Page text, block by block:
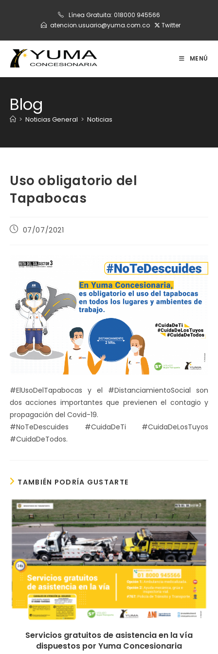
Línea Gratuita: 018000 945566
atencion.usuario@yuma.com.co
Twitter
MENÚ
Blog
> Noticias General > Noticias
Uso obligatorio del
Tapabocas
Publicación
07/07/2021
#ElUsoDelTapabocas y el #DistanciamientoSocial son
dos acciones importantes que previenen el contagio y
propagación del Covid-19.
#NoTeDescuides #CuidaDeTi #CuidaDeLosTuyos
#CuidaDeTodos.
TAMBIÉN PODRÍA GUSTARTE
Servicios gratuitos de asistencia en la vía
dispuestos por Yuma Concesionaria